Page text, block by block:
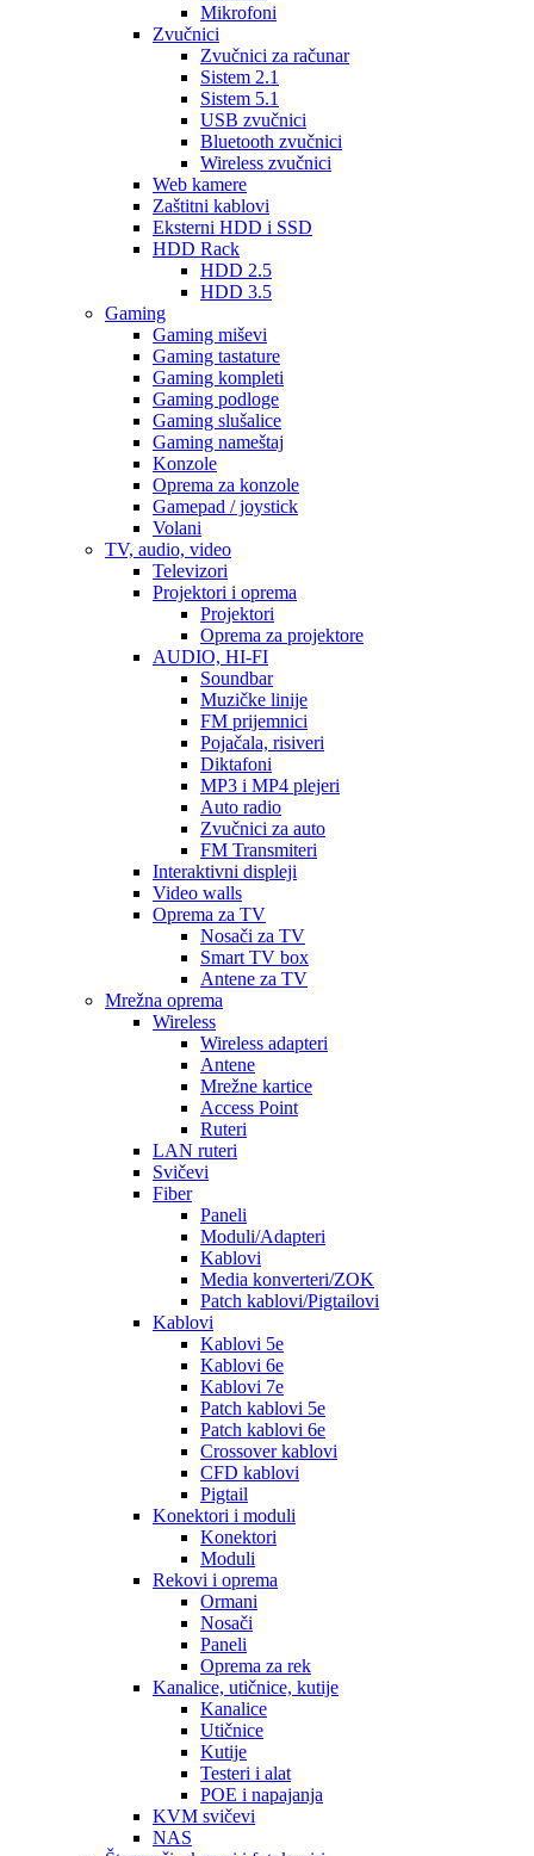
Mikrofoni
Zvučnici
Zvučnici za računar
Sistem 2.1
Sistem 5.1
USB zvučnici
Bluetooth zvučnici
Wireless zvučnici
Web kamere
Zaštitni kablovi
Eksterni HDD i SSD
HDD Rack
HDD 2.5
HDD 3.5
Gaming
Gaming miševi
Gaming tastature
Gaming kompleti
Gaming podloge
Gaming slušalice
Gaming nameštaj
Konzole
Oprema za konzole
Gamepad / joystick
Volani
TV, audio, video
Televizori
Projektori i oprema
Projektori
Oprema za projektore
AUDIO, HI-FI
Soundbar
Muzičke linije
FM prijemnici
Pojačala, risiveri
Diktafoni
MP3 i MP4 plejeri
Auto radio
Zvučnici za auto
FM Transmiteri
Interaktivni displeji
Video walls
Oprema za TV
Nosači za TV
Smart TV box
Antene za TV
Mrežna oprema
Wireless
Wireless adapteri
Antene
Mrežne kartice
Access Point
Ruteri
LAN ruteri
Svičevi
Fiber
Paneli
Moduli/Adapteri
Kablovi
Media konverteri/ZOK
Patch kablovi/Pigtailovi
Kablovi
Kablovi 5e
Kablovi 6e
Kablovi 7e
Patch kablovi 5e
Patch kablovi 6e
Crossover kablovi
CFD kablovi
Pigtail
Konektori i moduli
Konektori
Moduli
Rekovi i oprema
Ormani
Nosači
Paneli
Oprema za rek
Kanalice, utičnice, kutije
Kanalice
Utičnice
Kutije
Testeri i alat
POE i napajanja
KVM svičevi
NAS